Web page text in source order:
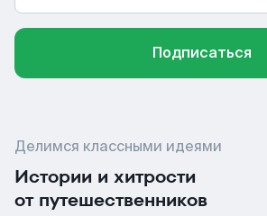
Подписаться
Делимся классными идеями
Истории и хитрости
от путешественников